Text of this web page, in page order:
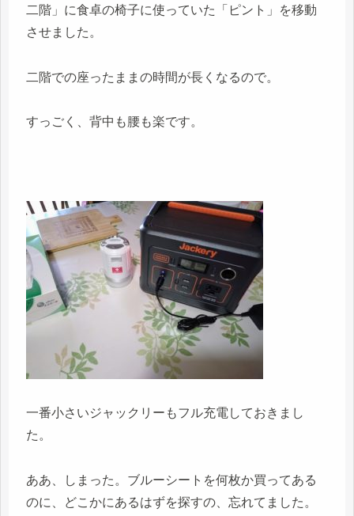
二階」に食卓の椅子に使っていた「ピント」を移動
させました。
二階での座ったままの時間が長くなるので。
すっごく、背中も腰も楽です。
一番小さいジャックリーもフル充電しておきまし
た。
ああ、しまった。ブルーシートを何枚か買ってある
のに、どこかにあるはずを探すの、忘れてました。